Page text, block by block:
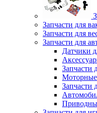
Запчасти для
Запчасти для
Запчасти для
Датчики
Запчасти
Моторные
Запчасти